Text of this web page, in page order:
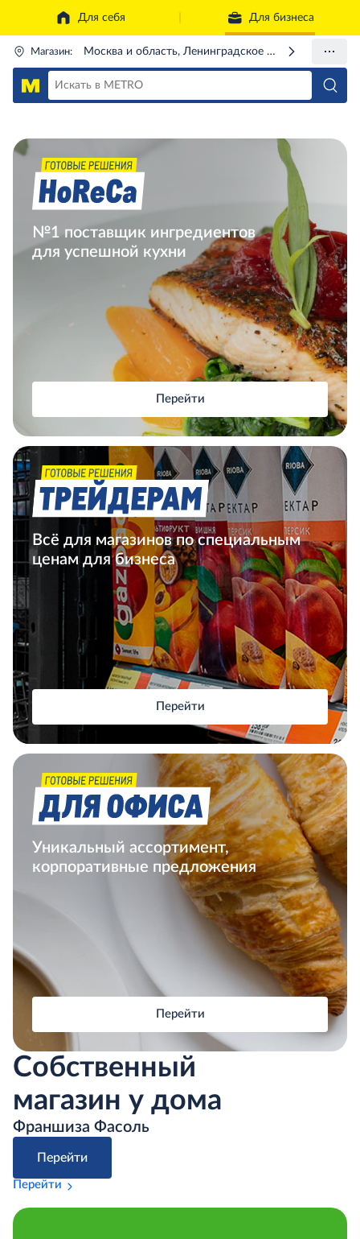
Для себя Для бизнеса
Магазин: Москва и область, Ленинградское ш., 71Г
№1 поставщик ингредиентов
для успешной кухни
Перейти
Всё для магазинов по специальным
ценам для бизнеса
Перейти
Уникальный ассортимент,
корпоративные предложения
Перейти
Собственный
магазин у дома
Франшиза Фасоль
Перейти
Перейти